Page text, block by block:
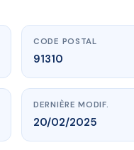
CODE POSTAL
91310
DERNIÈRE MODIF.
20/02/2025